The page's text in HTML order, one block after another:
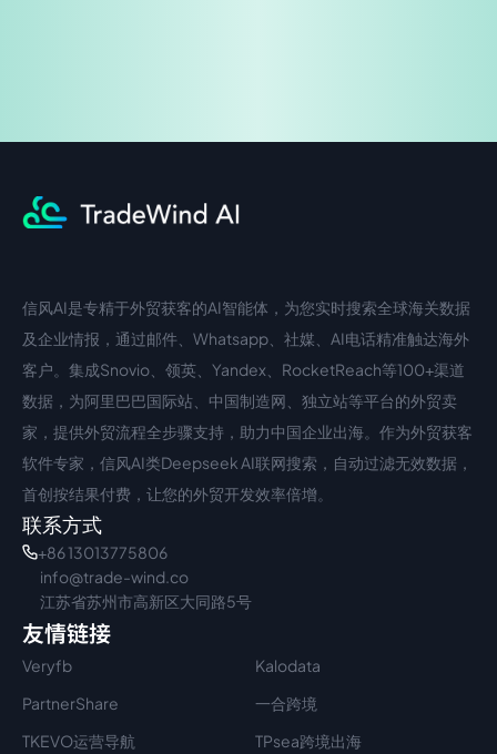
中文入口
信风AI是专精于外贸获客的AI智能体，为您实时搜索全球海关数据
及企业情报，通过邮件、Whatsapp、社媒、AI电话精准触达海外
客户。集成Snovio、领英、Yandex、RocketReach等100+渠道
数据，为阿里巴巴国际站、中国制造网、独立站等平台的外贸卖
家，提供外贸流程全步骤支持，助力中国企业出海。作为外贸获客
软件专家，信风AI类Deepseek AI联网搜索，自动过滤无效数据，
首创按结果付费，让您的外贸开发效率倍增。
联系方式
+86 13013775806
info@trade-wind.co
江苏省苏州市高新区大同路5号
友情链接
Veryfb
Kalodata
PartnerShare
一合跨境
TKEVO运营导航
TPsea跨境出海